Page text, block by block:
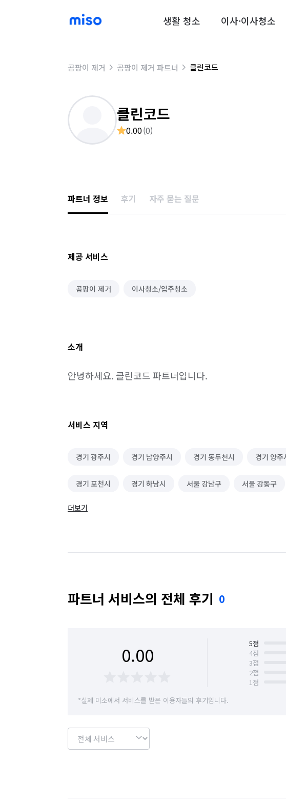
생활 청소 이사·이사청소
곰팡이 제거 곰팡이 제거 파트너 클린코드
클린코드
0.00(0)
파트너 정보 후기 자주 묻는 질문
제공 서비스
곰팡이 제거 이사청소/입주청소
소개
안녕하세요. 클린코드 파트너입니다.
서비스 지역
경기 광주시 경기 남양주시 경기 동두천시 경기 양주
경기 포천시 경기 하남시 서울 강남구 서울 강동구
서울 강서구
서울 양천구 서울 영등포구 서울 용산구
더보기
파트너 서비스의 전체 후기 0
0.00 5점
4점
3점
2점
1점
*실제 미소에서 서비스를 받은 이용자들의 후기입니다.